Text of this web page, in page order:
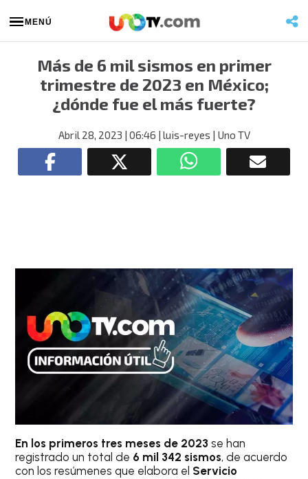
MENÚ
Más de 6 mil sismos en primer
trimestre de 2023 en México;
¿dónde fue el más fuerte?
Abril 28, 2023 | 06:46 | luis-reyes | Uno TV
En los primeros tres meses de 2023se han
registrado un total de 6 mil 342 sismos, de acuerdo
con los resúmenes que elabora el Servicio